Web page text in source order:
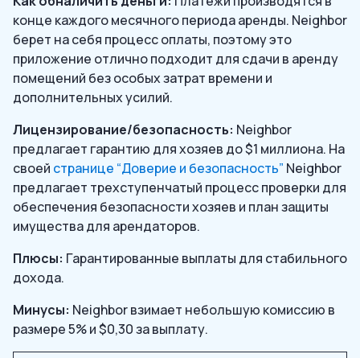
конце каждого месячного периода аренды. Neighbor
берет на себя процесс оплаты, поэтому это
приложение отлично подходит для сдачи в аренду
помещений без особых затрат времени и
дополнительных усилий.
Лицензирование/безопасность: Neighbor
предлагает гарантию для хозяев до $1 миллиона. На
своей странице “Доверие и безопасность” Neighbor
предлагает трехступенчатый процесс проверки для
обеспечения безопасности хозяев и план защиты
имущества для арендаторов.
Плюсы: Гарантированные выплаты для стабильного
дохода.
Минусы: Neighbor взимает небольшую комиссию в
размере 5% и $0,30 за выплату.